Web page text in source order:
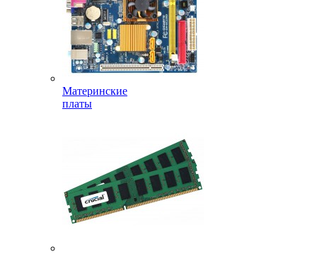
Материнские
платы